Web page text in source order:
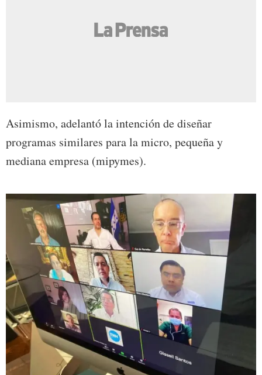
Asimismo, adelantó la intención de diseñar
programas similares para la micro, pequeña y
mediana empresa (mipymes).